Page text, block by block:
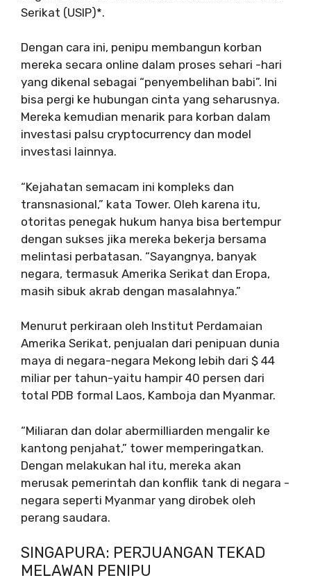
Serikat (USIP)*.
Dengan cara ini, penipu membangun korban
mereka secara online dalam proses sehari -hari
yang dikenal sebagai “penyembelihan babi”. Ini
bisa pergi ke hubungan cinta yang seharusnya.
Mereka kemudian menarik para korban dalam
investasi palsu cryptocurrency dan model
investasi lainnya.
“Kejahatan semacam ini kompleks dan
transnasional,” kata Tower. Oleh karena itu,
otoritas penegak hukum hanya bisa bertempur
dengan sukses jika mereka bekerja bersama
melintasi perbatasan. “Sayangnya, banyak
negara, termasuk Amerika Serikat dan Eropa,
masih sibuk akrab dengan masalahnya.”
Menurut perkiraan oleh Institut Perdamaian
Amerika Serikat, penjualan dari penipuan dunia
maya di negara-negara Mekong lebih dari $ 44
miliar per tahun-yaitu hampir 40 persen dari
total PDB formal Laos, Kamboja dan Myanmar.
“Miliaran dan dolar abermilliarden mengalir ke
kantong penjahat,” tower memperingatkan.
Dengan melakukan hal itu, mereka akan
merusak pemerintah dan konflik tank di negara -
negara seperti Myanmar yang dirobek oleh
perang saudara.
SINGAPURA: PERJUANGAN TEKAD
MELAWAN PENIPU